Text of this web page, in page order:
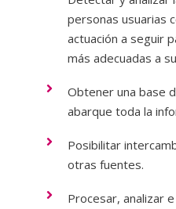
personas usuarias
actuación a seguir
más adecuadas a
Obtener una base
abarque toda la
Posibilitar
otras fuentes.
Procesar, analizar